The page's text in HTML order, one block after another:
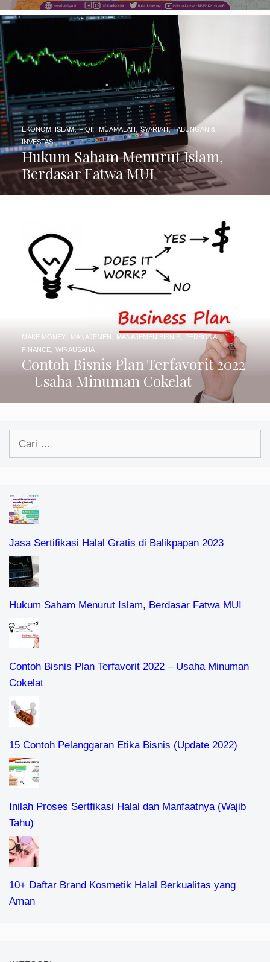
Hukum Saham Menurut Islam,
Berdasar Fatwa MUI
EKONOMI ISLAM,FIQIH MUAMALAH SYARIAH,TABUNGAN &
INVESTASI
Contoh Bisnis Plan Terfavorit 2022
– Usaha Minuman Cokelat
MAKE MONEY, MANAJEMEN, MANAJEMEN BISNIS, PERSONAL
FINANCE, WIRAUSAHA
Cari
Jasa Sertifikasi Halal Gratis di Balikpapan 2023
Hukum Saham Menurut Islam, Berdasar Fatwa MUI
Contoh Bisnis Plan Terfavorit 2022 – Usaha Minuman
Cokelat
15 Contoh Pelanggaran Etika Bisnis (Update 2022)
Inilah Proses Sertfikasi Halal dan Manfaatnya (Wajib
Tahu)
10+ Daftar Brand Kosmetik Halal Berkualitas yang
Aman